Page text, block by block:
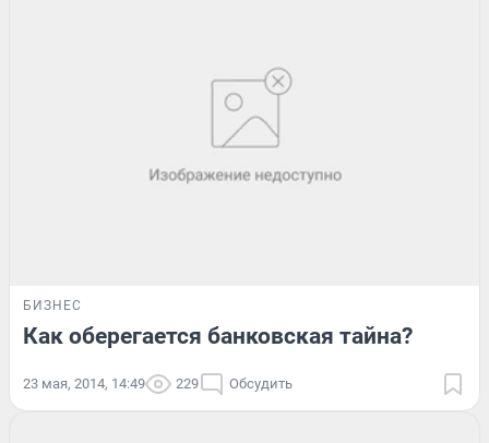
БИЗНЕС
Как оберегается банковская тайна?
23 мая, 2014, 14:49 229 Обсудить